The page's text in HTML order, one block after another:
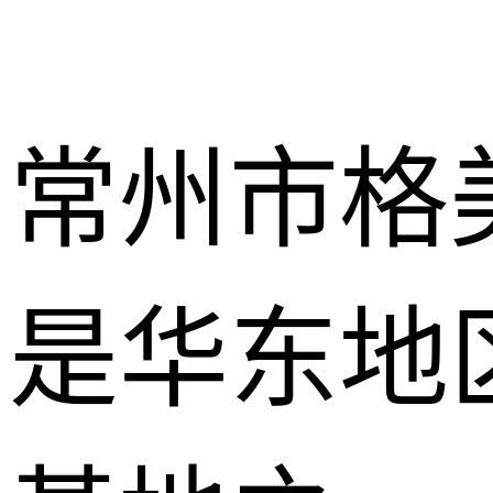
常州市格
是华东地